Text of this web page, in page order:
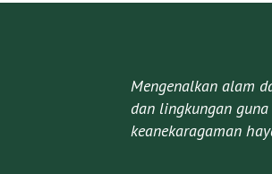
Mengenalkan alam
dan lingkungan
keanekaragaman